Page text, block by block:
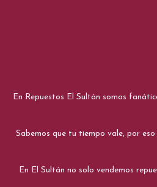
En Repuestos El Sultán somos
Sabemos que tu tiempo vale, por
En El Sultán no solo vendemos